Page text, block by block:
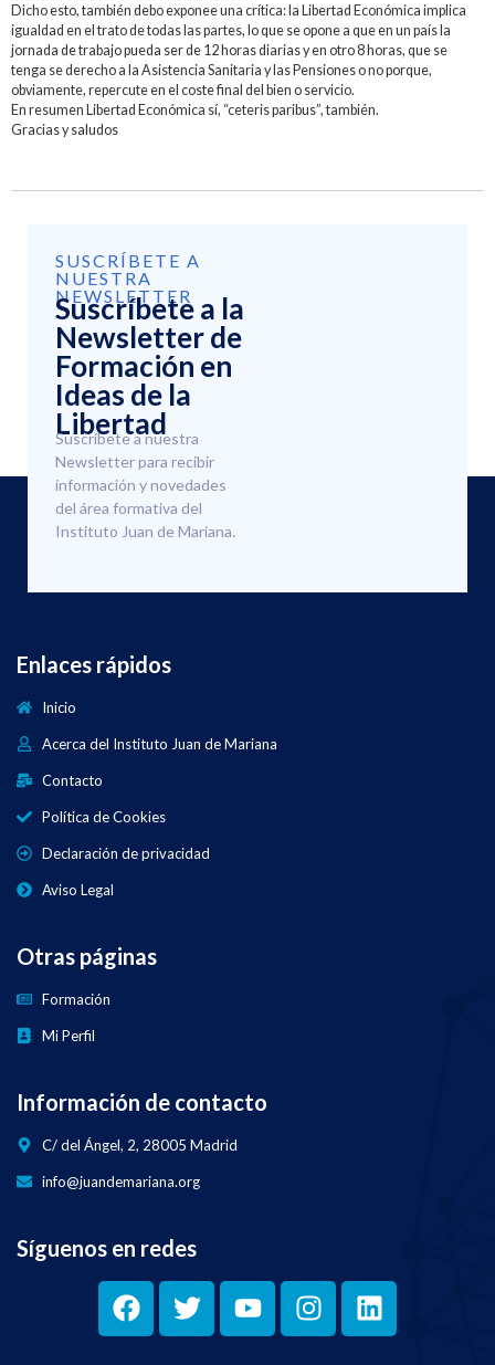
Dicho esto, también debo exponee una crítica: la Libertad Económica implica
igualdad en el trato de todas las partes, lo que se opone a que en un país la
jornada de trabajo pueda ser de 12 horas diarias y en otro 8 horas, que se
tenga se derecho a la Asistencia Sanitaria y las Pensiones o no porque,
obviamente, repercute en el coste final del bien o servicio.
En resumen Libertad Económica sí, “ceteris paribus”, también.
Gracias y saludos
SUSCRÍBETE A
NUESTRA
NEWSLETTER
Suscríbete a la
Newsletter de
Formación en
Ideas de la
Libertad
Suscríbete a nuestra
Newsletter para recibir
información y novedades
del área formativa del
Instituto Juan de Mariana.
Enlaces rápidos
Inicio
Acerca del Instituto Juan de Mariana
Contacto
Política de Cookies
Declaración de privacidad
Aviso Legal
Otras páginas
Formación
Mi Perfil
Información de contacto
C/ del Ángel, 2, 28005 Madrid
info@juandemariana.org
Síguenos en redes